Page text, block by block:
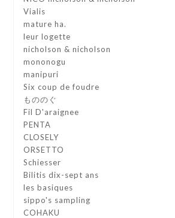
Vialis
mature ha.
leur logette
nicholson & nicholson
mononogu
manipuri
Six coup de foudre
もののぐ
Fil D'araignee
PENTA
CLOSELY
ORSETTO
Schiesser
Bilitis dix-sept ans
les basiques
sippo's sampling
COHAKU